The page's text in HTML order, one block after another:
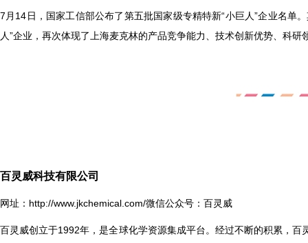
7 月14日，国家工信部公布了第五批国家级专精特新“小巨人”企业名单
人”企业，再次体现了上海麦克林的产品竞争能力、技术创新优势、科
百灵威科技有限公司
网址： http://www.jkchemical.com/微信公众号：百灵威
百灵威创立于1992年，是全球化学资源集成平台。经过不断的积累，